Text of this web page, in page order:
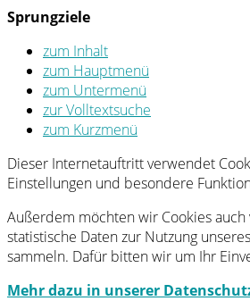
Sprungziele
zum Inhalt
zum Hauptmenü
zum Untermenü
zur Volltextsuche
zum Kurzmenü
Dieser Internetauftritt verwendet
Einstellungen und besondere
Außerdem möchten wir Cookies
statistische Daten zur Nutzung
sammeln. Dafür bitten wir um Ihr
Mehr dazu in unserer